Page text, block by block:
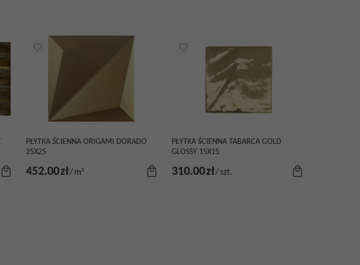
PŁYTKA ŚCIENNA ORIGAMI DORADO
25X25
452.00zł/ m²
PŁYTKA ŚCIENNA TABARCA GOLD
GLOSSY 15X15
310.00zł/ szt.